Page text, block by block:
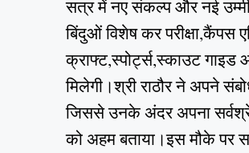
सत्र में नए संकल्प और नई
बिंदुओं विशेष कर परीक्षा,कैंपस
क्राफ्ट,स्पोर्ट्स,स्काउट गाइड
मिलेगी।श्री राठौर ने अपने
जिससे उनके अंदर अपना
को अहम बताया।इस मौके पर